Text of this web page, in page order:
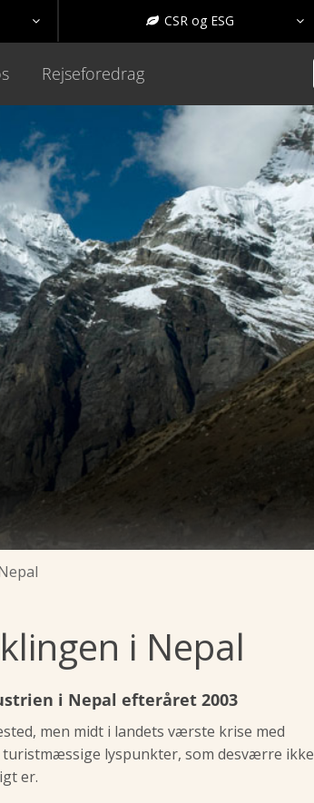
  CSR og ESG 
Rejseforedrag
i Nepal
i Nepal efteråret 2003
men midt i landets værste krise med
lyspunkter, som desværre ikke
er.